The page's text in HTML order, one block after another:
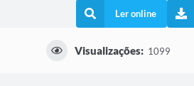
Ler online
Visualizações: 1099